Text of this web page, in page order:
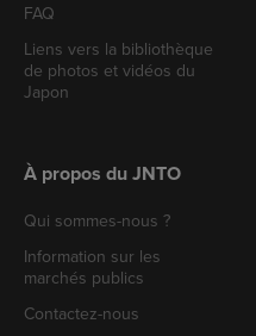
FAQ
Liens vers la bibliothèque
de photos et vidéos du
Japon
À propos du JNTO
Qui sommes-nous ?
Information sur les
marchés publics
Contactez-nous